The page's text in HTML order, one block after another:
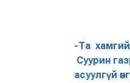
-Та
Суурин
асуулгүй